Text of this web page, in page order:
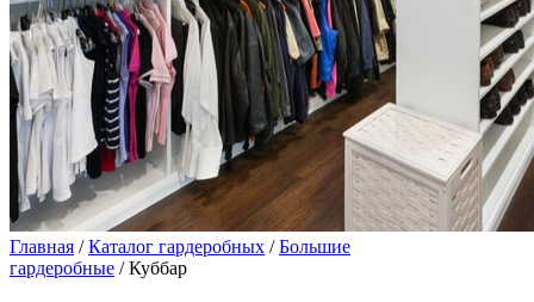
Главная /Каталог гардеробных /Большие
гардеробные / Куббар